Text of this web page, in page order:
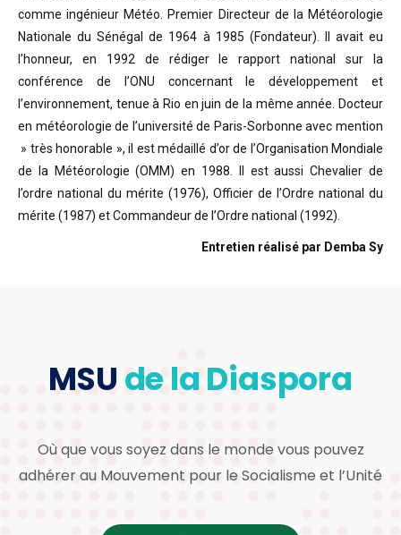
comme ingénieur Météo. Premier Directeur de la Météorologie
Nationale du Sénégal de 1964 à 1985 (Fondateur). Il avait eu
l’honneur, en 1992 de rédiger le rapport national sur la
conférence de l’ONU concernant le développement et
l’environnement, tenue à Rio en juin de la même année.
Docteur
en météorologie de l’université de Paris-Sorbonne avec mention
» très honorable », il est médaillé d’or de l’Organisation Mondiale
de la Météorologie (OMM) en 1988. Il est aussi Chevalier de
l’ordre national du mérite (1976), Officier de l’Ordre national du
mérite (1987) et Commandeur de l’Ordre national (1992).
Entretien réalisé par Demba Sy
MSU de la Diaspora
Où que vous soyez dans le monde vous pouvez
adhérer au Mouvement pour le Socialisme et l’Unité